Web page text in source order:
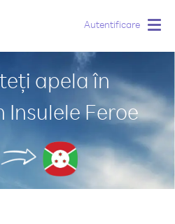
Autentificare
apela în
Insulele Feroe